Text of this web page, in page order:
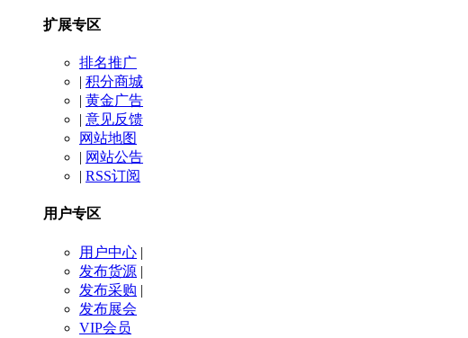
扩展专区
排名推广
| 积分商城
| 黄金广告
| 意见反馈
网站地图
| 网站公告
| RSS订阅
用户专区
用户中心 |
发布货源 |
发布采购 |
发布展会
VIP会员